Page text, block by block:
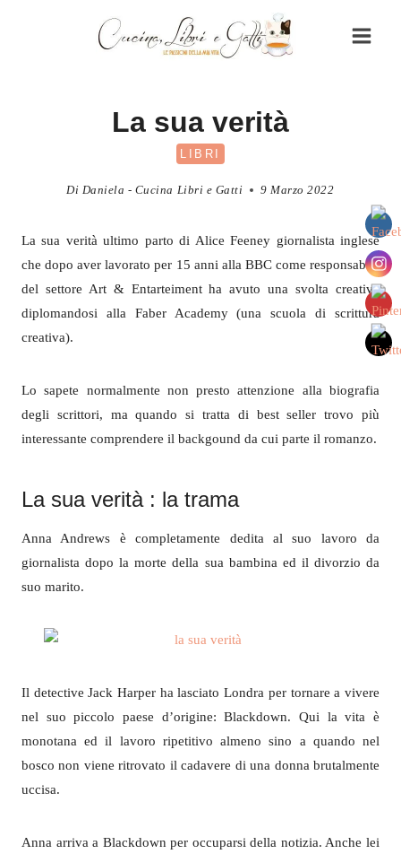
La sua verità
LIBRI
Di Daniela - Cucina Libri e Gatti 9 Marzo 2022
La sua verità ultimo parto di Alice Feeney giornalista inglese
che dopo aver lavorato per 15 anni alla BBC come responsabile
del settore Art & Entarteiment ha avuto una svolta creativa
diplomandosi alla Faber Academy (una scuola di scrittura
creativa).
Lo sapete normalmente non presto attenzione alla biografia
degli scrittori, ma quando si tratta di best seller trovo più
interessante comprendere il backgound da cui parte il romanzo.
La sua verità : la trama
Anna Andrews è completamente dedita al suo lavoro da
giornalista dopo la morte della sua bambina ed il divorzio da
suo marito.
Il detective Jack Harper ha lasciato Londra per tornare a vivere
nel suo piccolo paese d’origine: Blackdown. Qui la vita è
monotana ed il lavoro ripetitivo almeno sino a quando nel
bosco non viene ritrovato il cadavere di una donna brutalmente
uccisa.
Anna arriva a Blackdown per occuparsi della notizia. Anche lei